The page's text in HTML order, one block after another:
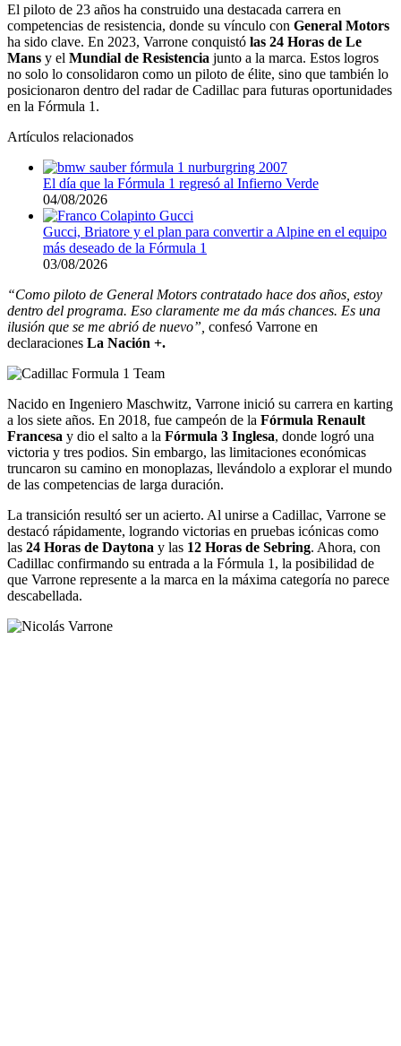
El piloto de 23 años ha construido una destacada carrera en
competencias de resistencia, donde su vínculo con General Motors
ha sido clave. En 2023, Varrone conquistó las 24 Horas de Le
Mans y el Mundial de Resistencia junto a la marca. Estos logros
no solo lo consolidaron como un piloto de élite, sino que también lo
posicionaron dentro del radar de Cadillac para futuras oportunidades
en la Fórmula 1.
Artículos relacionados
El día que la Fórmula 1 regresó al Infierno Verde
04/08/2026
Gucci, Briatore y el plan para convertir a Alpine en el equipo
más deseado de la Fórmula 1
03/08/2026
“Como piloto de General Motors contratado hace dos años, estoy
dentro del programa. Eso claramente me da más chances. Es una
ilusión que se me abrió de nuevo”, confesó Varrone en
declaraciones La Nación +.
Nacido en Ingeniero Maschwitz, Varrone inició su carrera en karting
a los siete años. En 2018, fue campeón de la Fórmula Renault
Francesa y dio el salto a la Fórmula 3 Inglesa, donde logró una
victoria y tres podios. Sin embargo, las limitaciones económicas
truncaron su camino en monoplazas, llevándolo a explorar el mundo
de las competencias de larga duración.
La transición resultó ser un acierto. Al unirse a Cadillac, Varrone se
destacó rápidamente, logrando victorias en pruebas icónicas como
las 24 Horas de Daytona y las 12 Horas de Sebring. Ahora, con
Cadillac confirmando su entrada a la Fórmula 1, la posibilidad de
que Varrone represente a la marca en la máxima categoría no parece
descabellada.